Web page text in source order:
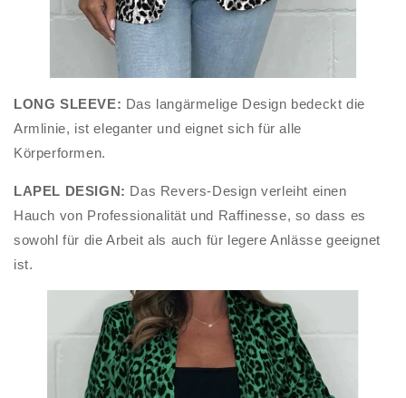
LONG SLEEVE: Das langärmelige Design bedeckt die
Armlinie, ist eleganter und eignet sich für alle
Körperformen.
LAPEL DESIGN: Das Revers-Design verleiht einen
Hauch von Professionalität und Raffinesse, so dass es
sowohl für die Arbeit als auch für legere Anlässe geeignet
ist.